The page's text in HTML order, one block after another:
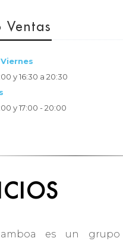
Ventas
y 16:30 a 20:30
y 17:00 - 20:00
es un grupo